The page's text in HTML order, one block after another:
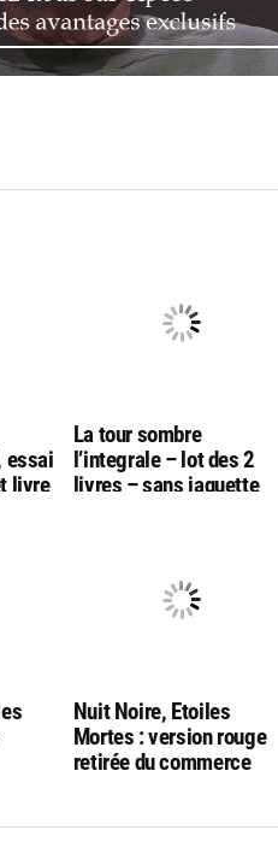
essai
livre
La tour sombre
l’integrale – lot des 2
livres – sans jaquette
Nuit Noire, Etoiles
Mortes : version rouge
retirée du commerce